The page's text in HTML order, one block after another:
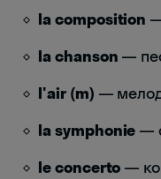
la composition
la chanson —
l'air (m) —
la symphonie —
le concerto —